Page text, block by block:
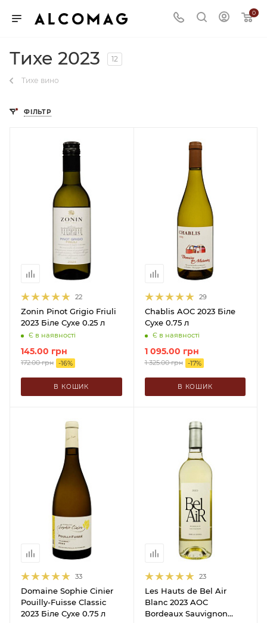
0
Тихе 2023 12
Тихе вино
ФІЛЬТР
22
Zonin Pinot Grigio Friuli
2023 Біле Сухе 0.25 л
Є в наявності
145.00 грн
172.00грн -16%
В КОШИК
29
Chablis AOC 2023 Біле
Сухе 0.75 л
Є в наявності
1 095.00 грн
1 325.00грн -17%
В КОШИК
33
Domaine Sophie Cinier
Pouilly-Fuisse Classic
2023 Біле Сухе 0.75 л
23
Les Hauts de Bel Air
Blanc 2023 AOC
Bordeaux Sauvignon